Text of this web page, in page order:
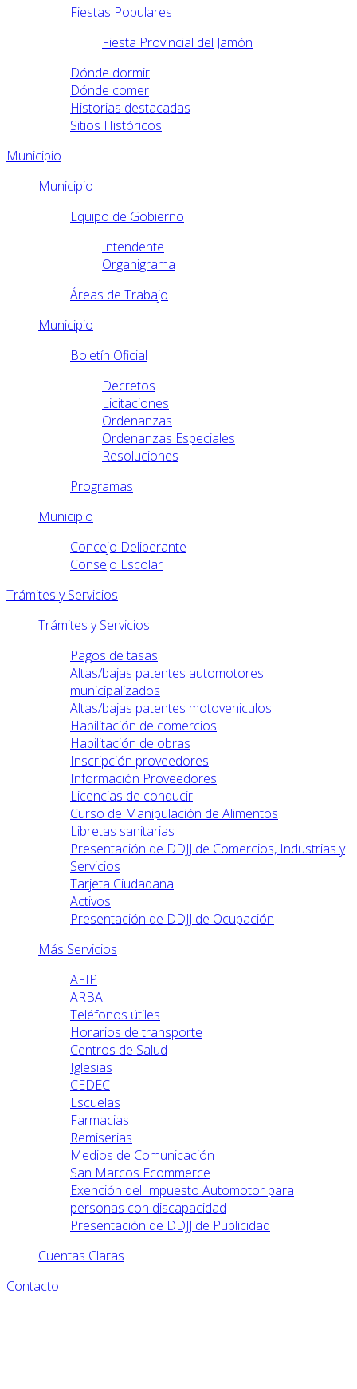
Fiestas Populares
Fiesta Provincial del Jamón
Dónde dormir
Dónde comer
Historias destacadas
Sitios Históricos
Municipio
Municipio
Equipo de Gobierno
Intendente
Organigrama
Áreas de Trabajo
Municipio
Boletín Oficial
Decretos
Licitaciones
Ordenanzas
Ordenanzas Especiales
Resoluciones
Programas
Municipio
Concejo Deliberante
Consejo Escolar
Trámites y Servicios
Trámites y Servicios
Pagos de tasas
Altas/bajas patentes automotores
municipalizados
Altas/bajas patentes motovehiculos
Habilitación de comercios
Habilitación de obras
Inscripción proveedores
Información Proveedores
Licencias de conducir
Curso de Manipulación de Alimentos
Libretas sanitarias
Presentación de DDJJ de Comercios, Industrias y
Servicios
Tarjeta Ciudadana
Activos
Presentación de DDJJ de Ocupación
Más Servicios
AFIP
ARBA
Teléfonos útiles
Horarios de transporte
Centros de Salud
Iglesias
CEDEC
Escuelas
Farmacias
Remiserias
Medios de Comunicación
San Marcos Ecommerce
Exención del Impuesto Automotor para
personas con discapacidad
Presentación de DDJJ de Publicidad
Cuentas Claras
Contacto